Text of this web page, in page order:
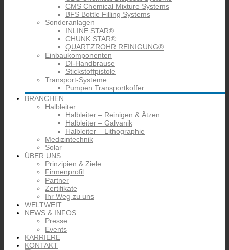
CMS Chemical Mixture Systems
BFS Bottle Filling Systems
Sonderanlagen
INLINE STAR®
CHUNK STAR®
QUARTZROHR REINIGUNG®
Einbaukomponenten
DI-Handbrause
Stickstoffpistole
Transport-Systeme
Pumpen Transportkoffer
BRANCHEN
Halbleiter
Halbleiter – Reinigen & Ätzen
Halbleiter – Galvanik
Halbleiter – Lithographie
Medizintechnik
Solar
ÜBER UNS
Prinzipien & Ziele
Firmenprofil
Partner
Zertifikate
Ihr Weg zu uns
WELTWEIT
NEWS & INFOS
Presse
Events
KARRIERE
KONTAKT